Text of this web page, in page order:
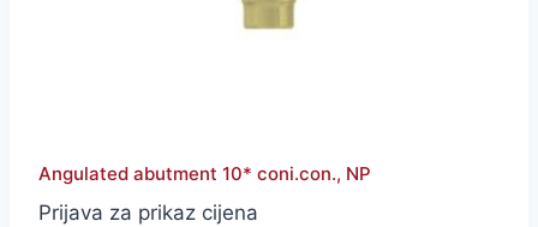
Angulated abutment 10* coni.con., NP
Prijava za prikaz cijena